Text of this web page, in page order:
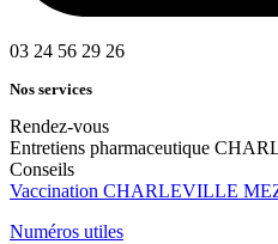
03 24 56 29 26
Nos services
Rendez-vous
Entretiens pharmaceutique
Conseils
Vaccination CHARLEVILLE
Numéros utiles